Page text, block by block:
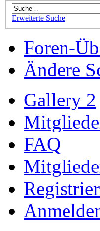
Erweiterte Suche
Foren-
Ändere
Gallery 2
FAQ